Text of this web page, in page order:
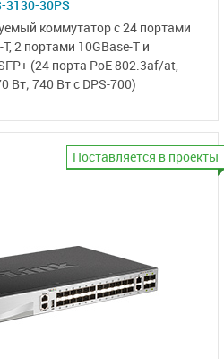
3130-30PS
коммутаторс 24 портами
2 портами 10GBase-T и
(24 порта PoE 802.3af/at,
Вт; 740 Вт с DPS-700)
Поставляется в проекты